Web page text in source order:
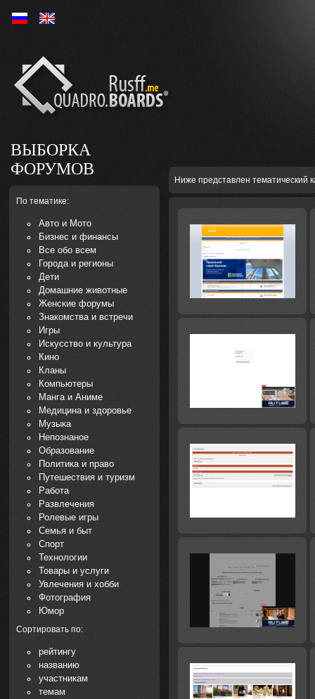
Ру En
ВЫБОРКА
ФОРУМОВ
По тематике:
Авто и Мото
Бизнес и финансы
Все обо всем
Города и регионы
Дети
Домашние животные
Женские форумы
Знакомства и встречи
Игры
Искусство и культура
Кино
Кланы
Компьютеры
Манга и Аниме
Медицина и здоровье
Музыка
Непознаное
Образование
Политика и право
Путешествия и туризм
Работа
Развлечения
Ролевые игры
Семья и быт
Спорт
Технологии
Товары и услуги
Увлечения и хобби
Фотография
Юмор
Сортировать по:
рейтингу
названию
участникам
темам
Ниже представлен тематический